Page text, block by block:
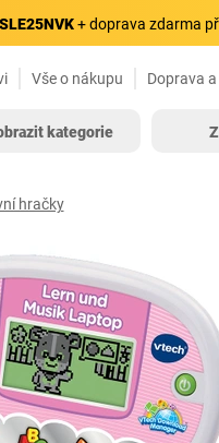
+ doprava zdarma
Vše o nákupu Doprava
kategorie
hračky